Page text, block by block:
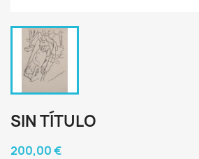
SIN TÍTULO
200,00 €